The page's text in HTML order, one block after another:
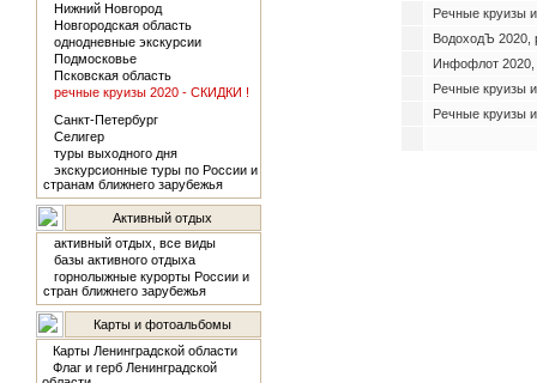
Нижний Новгород
Новгородская область
однодневные экскурсии
Подмосковье
Псковская область
речные круизы 2020 - СКИДКИ !
Санкт-Петербург
Селигер
туры выходного дня
экскурсионные туры по России и
странам ближнего зарубежья
Активный отдых
активный отдых, все виды
базы активного отдыха
горнолыжные курорты России и
стран ближнего зарубежья
Карты и фотоальбомы
Карты Ленинградской области
Флаг и герб Ленинградской
Речные круизы
ВодоходЪ 2020,
Инфофлот 2020,
Речные круизы
Речные круизы